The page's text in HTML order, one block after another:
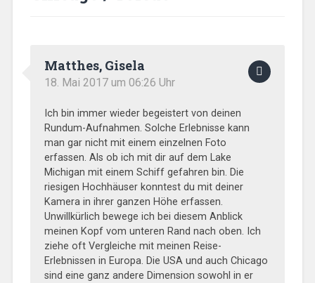
Matthes, Gisela
18. Mai 2017 um 06:26 Uhr
Ich bin immer wieder begeistert von deinen
Rundum-Aufnahmen. Solche Erlebnisse kann
man gar nicht mit einem einzelnen Foto
erfassen. Als ob ich mit dir auf dem Lake
Michigan mit einem Schiff gefahren bin. Die
riesigen Hochhäuser konntest du mit deiner
Kamera in ihrer ganzen Höhe erfassen.
Unwillkürlich bewege ich bei diesem Anblick
meinen Kopf vom unteren Rand nach oben. Ich
ziehe oft Vergleiche mit meinen Reise-
Erlebnissen in Europa. Die USA und auch Chicago
sind eine ganz andere Dimension sowohl in er